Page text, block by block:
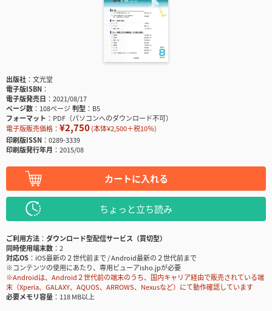
出版社
文光堂
電子版ISBN
電子版発売日
2021/08/17
ページ数
108ページ判型
B5
フォーマット
PDF（パソコンへのダウンロード不可）
電子版販売価格： ¥2,750(本体¥2,500＋税10％)
印刷版ISSN
0289-3339
印刷版発行年月
2015/08
カートに入れる
ちょっと立ち読み
ご利用方法
ダウンロード型配信サービス（買切型）
同時使用端末数
2
対応OS
iOS最新の２世代前まで / Android最新の２世代前まで
※コンテンツの使用にあたり、専用ビューアisho.jpが必要
※Androidは、Android２世代前の端末のうち、国内キャリア経由で販売されている端
末（Xperia、GALAXY、AQUOS、ARROWS、Nexusなど）にて動作確認しています
必要メモリ容量
118 MB以上